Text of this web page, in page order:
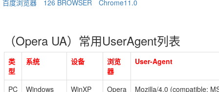
百度浏览器
126 BROWSER Chrome11.0
（Opera UA）常用UserAgent列表
类
型
系统 设备
浏览
器
User-Agent
PC Windows WinXP Opera
Mozilla/4.0 (compatible;